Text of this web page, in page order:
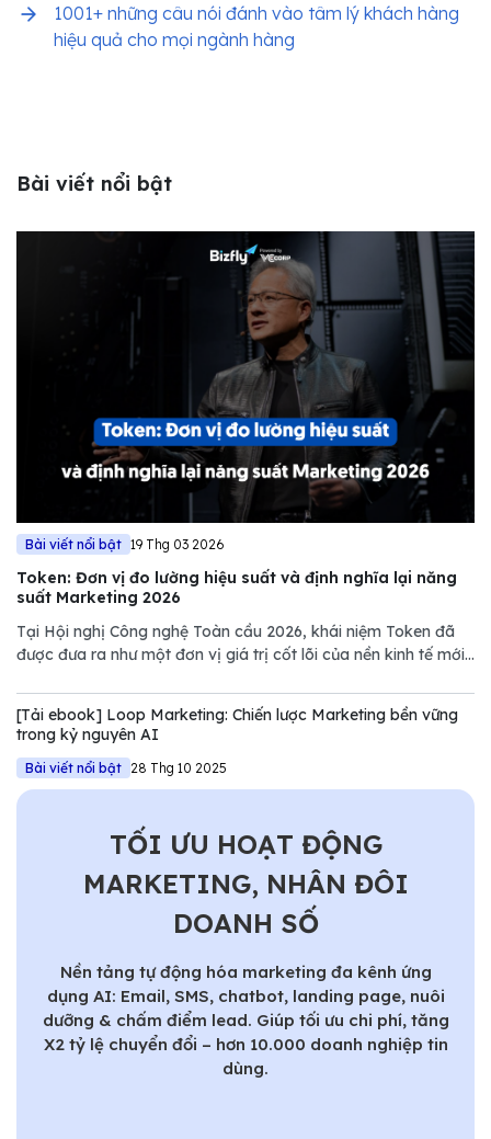
1001+ những câu nói đánh vào tâm lý khách hàng
hiệu quả cho mọi ngành hàng
Bài viết nổi bật
Bài viết nổi bật 19 Thg 03 2026
Token: Đơn vị đo lường hiệu suất và định nghĩa lại năng
suất Marketing 2026
Tại Hội nghị Công nghệ Toàn cầu 2026, khái niệm Token đã
được đưa ra như một đơn vị giá trị cốt lõi của nền kinh tế mới.
chúng ta sẽ bỏ lỡ một bước ngoặt quan trọng trong quản trị
Marketing.
[Tải ebook] Loop Marketing: Chiến lược Marketing bền vững
trong kỷ nguyên AI
Bài viết nổi bật 28 Thg 10 2025
TỐI ƯU HOẠT ĐỘNG
MARKETING, NHÂN ĐÔI
DOANH SỐ
Nền tảng tự động hóa marketing đa kênh ứng
dụng AI: Email, SMS, chatbot, landing page, nuôi
dưỡng & chấm điểm lead. Giúp tối ưu chi phí, tăng
X2 tỷ lệ chuyển đổi – hơn 10.000 doanh nghiệp tin
dùng.